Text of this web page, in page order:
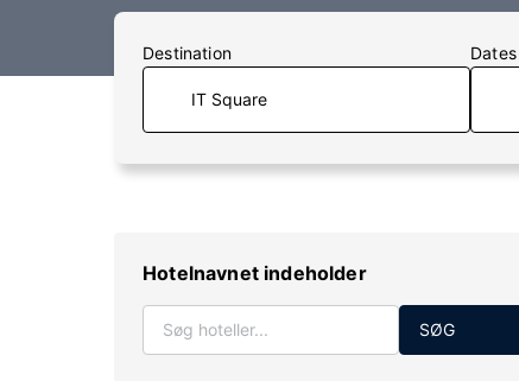
Destination Dates
Hotelnavnet indeholder
SØG